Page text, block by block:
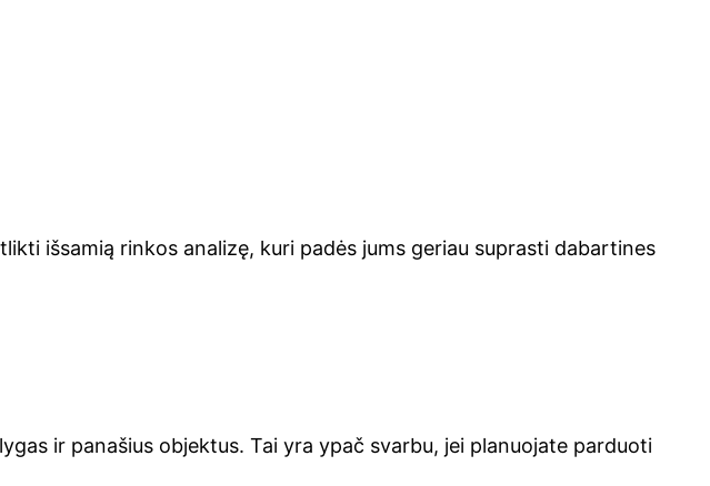
išsamią rinkos analizę, kuri padės jums geriau suprasti dabartines
ir panašius objektus. Tai yra ypač svarbu, jei planuojate parduoti